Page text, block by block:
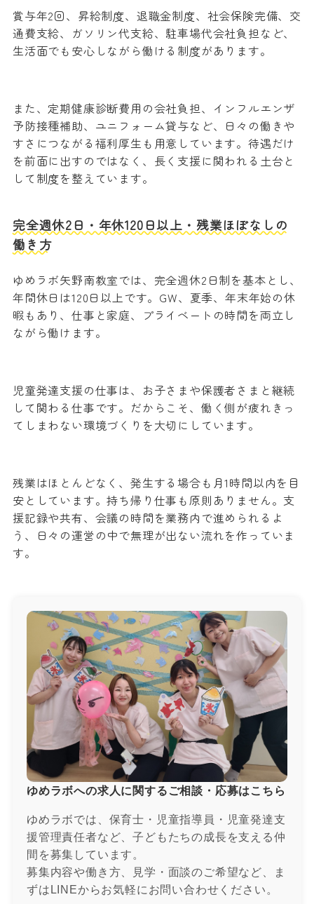
賞与年2回、昇給制度、退職金制度、社会保険完備、交
通費支給、ガソリン代支給、駐車場代会社負担など、
生活面でも安心しながら働ける制度があります。
また、定期健康診断費用の会社負担、インフルエンザ
予防接種補助、ユニフォーム貸与など、日々の働きや
すさにつながる福利厚生も用意しています。待遇だけ
を前面に出すのではなく、長く支援に関われる土台と
して制度を整えています。
完全週休2日・年休120日以上・残業ほぼなしの
働き方
ゆめラボ矢野南教室では、完全週休2日制を基本とし、
年間休日は120日以上です。GW、夏季、年末年始の休
暇もあり、仕事と家庭、プライベートの時間を両立し
ながら働けます。
児童発達支援の仕事は、お子さまや保護者さまと継続
して関わる仕事です。だからこそ、働く側が疲れきっ
てしまわない環境づくりを大切にしています。
残業はほとんどなく、発生する場合も月1時間以内を目
安としています。持ち帰り仕事も原則ありません。支
援記録や共有、会議の時間を業務内で進められるよ
う、日々の運営の中で無理が出ない流れを作っていま
す。
ゆめラボへの求人に関するご相談・応募はこちら
ゆめラボでは、保育士・児童指導員・児童発達支
援管理責任者など、子どもたちの成長を支える仲
間を募集しています。
募集内容や働き方、見学・面談のご希望など、ま
ずはLINEからお気軽にお問い合わせください。